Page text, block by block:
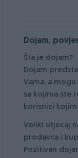
Dojam,
Šta je dojam?
Dojam
Vama, a
sa kojima ste
korisnici
Veliki utjecaj
prodavca i
Pozitivan